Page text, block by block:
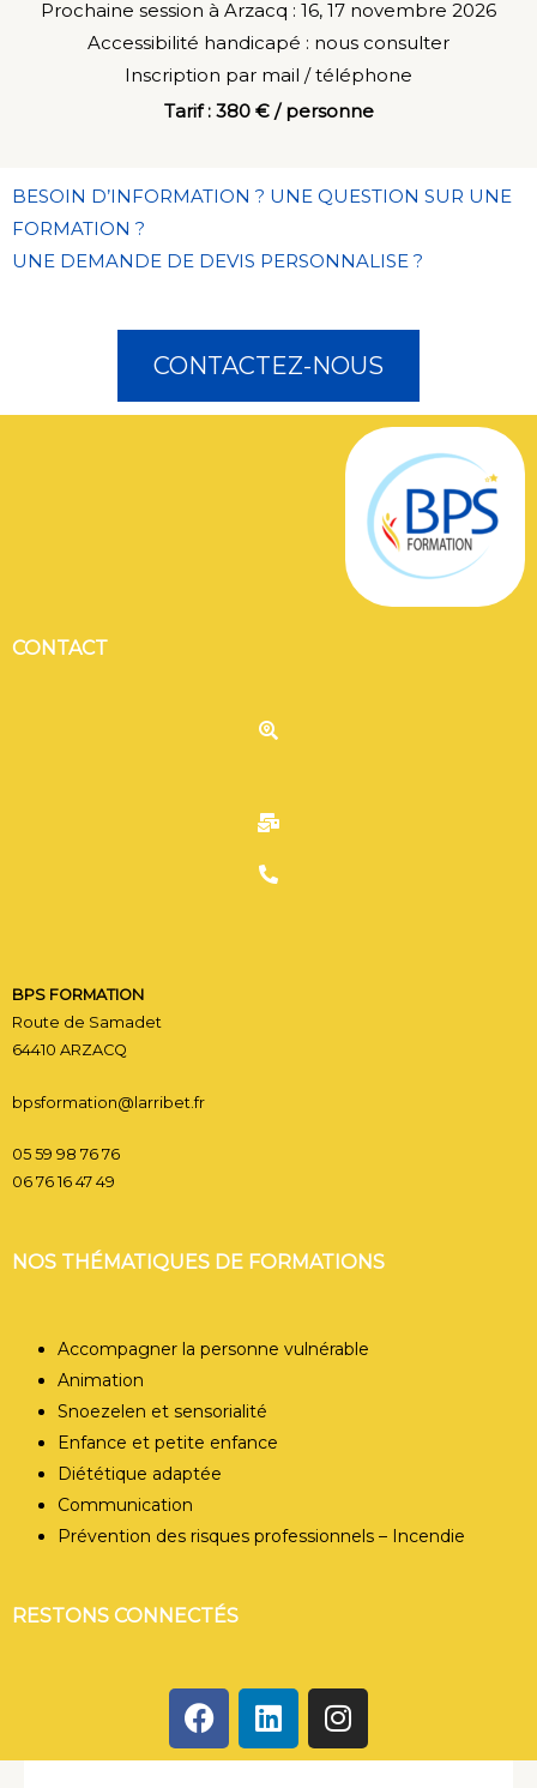
Prochaine session à Arzacq : 16, 17 novembre 2026
Accessibilité handicapé : nous consulter
Inscription par mail / téléphone
Tarif : 380 € / personne
BESOIN D’INFORMATION ? UNE QUESTION SUR UNE
FORMATION ?
UNE DEMANDE DE DEVIS PERSONNALISE ?
CONTACTEZ-NOUS
CONTACT
BPS FORMATION
Route de Samadet
64410 ARZACQ
bpsformation@larribet.fr
05 59 98 76 76
06 76 16 47 49
NOS THÉMATIQUES DE FORMATIONS
Accompagner la personne vulnérable
Animation
Snoezelen et sensorialité
Enfance et petite enfance
Diététique adaptée
Communication
Prévention des risques professionnels – Incendie
RESTONS CONNECTÉS
F
a
c
L
i
n
I
n
s